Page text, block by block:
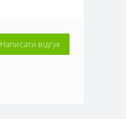
Написати відгук